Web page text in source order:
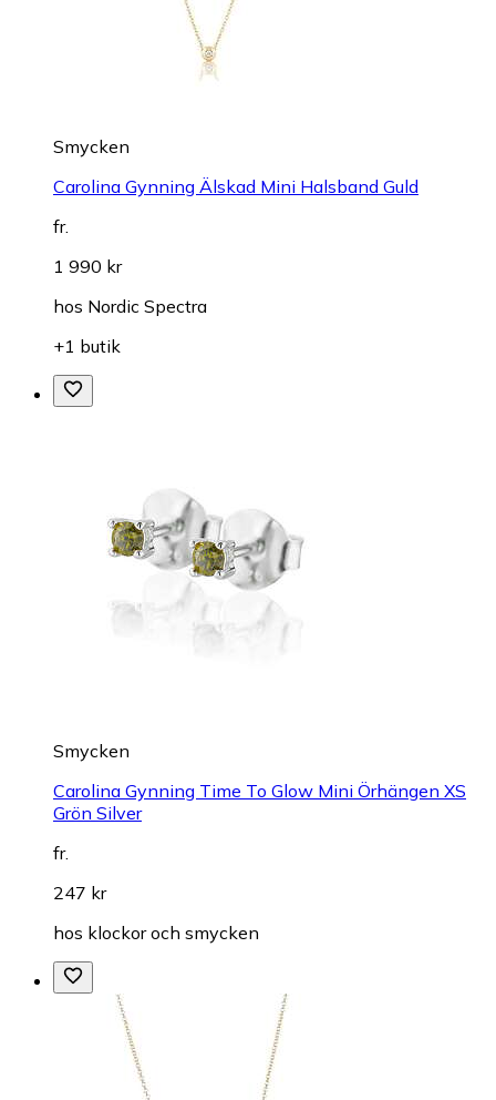
Smycken
Carolina Gynning Älskad Mini Halsband Guld
fr.
1 990 kr
hos Nordic Spectra
+1 butik
Smycken
Carolina Gynning Time To Glow Mini Örhängen XS
Grön Silver
fr.
247 kr
hos klockor och smycken